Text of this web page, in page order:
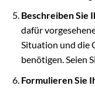
Beschreiben Sie
dafür
Situation und die
benötigen. Seien
Formulieren Sie